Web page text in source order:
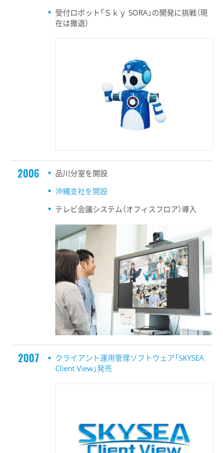
受付ロボット「Ｓｋｙ SORA」の開発に挑戦（現
在は撤退）
2006
品川分室を開設
沖縄支社を開設
テレビ会議システム（オフィスフロア）導入
2007
クライアント運用管理ソフトウェア「SKYSEA
Client View」発売